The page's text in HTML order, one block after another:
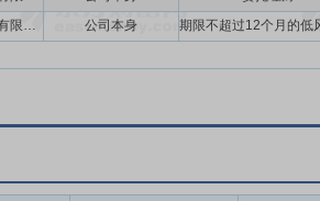
四川德恩精工科技股份有限公司 公司本身